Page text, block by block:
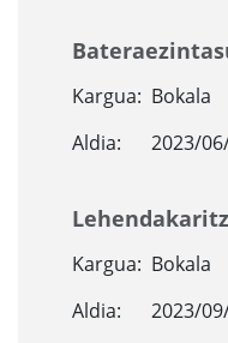
Kargua: Bokala
Aldia:
2023/
Kargua: Bokala
Aldia:
2023/